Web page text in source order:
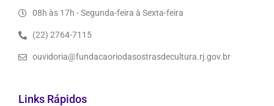
08h às 17h - Segunda-feira à Sexta-feira
(22) 2764-7115
ouvidoria@fundacaoriodasostrasdecultura.rj.gov.br
Links Rápidos